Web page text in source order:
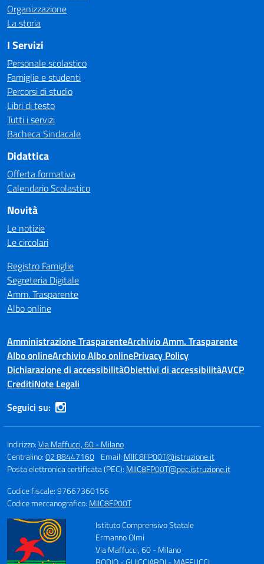
Organizzazione
La storia
I Servizi
Personale scolastico
Famiglie e studenti
Percorsi di studio
Libri di testo
Tutti i servizi
Bacheca Sindacale
Didattica
Offerta formativa
Calendario Scolastico
Novità
Le notizie
Le circolari
Registro Famiglie
Segreteria Digitale
Amm. Trasparente
Albo online
Amministrazione TrasparenteArchivio Amm. Trasparente
Albo onlineArchivio Albo onlinePrivacy Policy
Dichiarazione di accessibilitàObiettivi di accessibilitàAVCP
CreditiNote Legali
Seguici su:
Indirizzo:Via Maffucci, 60 - Milano
Centralino:02 88447160 Email: MIIC8FP00T@istruzione.it
Posta elettronica certificata (PEC): MIIC8FP00T@pec.istruzione.it
Codice fiscale: 97667360156
Codice meccanografico: MIIC8FP00T
Istituto Comprensivo Statale
Ermanno Olmi
Via Maffucci, 60 - Milano